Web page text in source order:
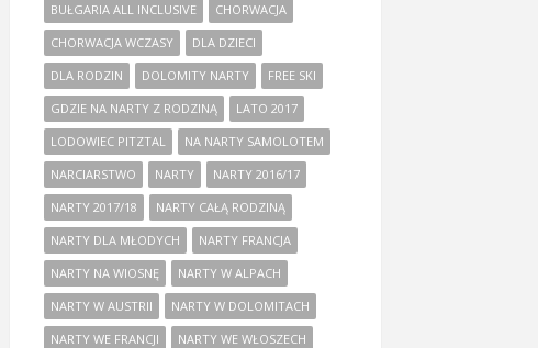
BUŁGARIA ALL INCLUSIVE
CHORWACJA
CHORWACJA WCZASY
DLA DZIECI
DLA RODZIN
DOLOMITY NARTY
FREE SKI
GDZIE NA NARTY Z RODZINĄ
LATO 2017
LODOWIEC PITZTAL
NA NARTY SAMOLOTEM
NARCIARSTWO
NARTY
NARTY 2016/17
NARTY 2017/18
NARTY CAŁĄ RODZINĄ
NARTY DLA MŁODYCH
NARTY FRANCJA
NARTY NA WIOSNĘ
NARTY W ALPACH
NARTY W AUSTRII
NARTY W DOLOMITACH
NARTY WE FRANCJI
NARTY WE WŁOSZECH